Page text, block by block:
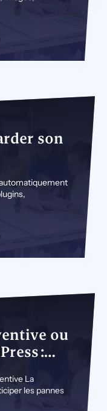
son
ou
:
La
les pannes